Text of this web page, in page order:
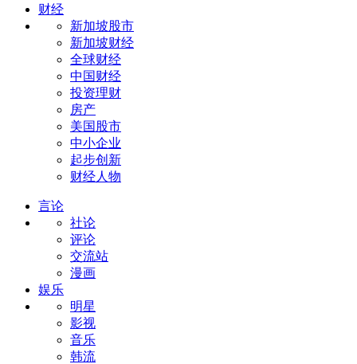
财经
新加坡股市
新加坡财经
全球财经
中国财经
投资理财
房产
美国股市
中小企业
起步创新
财经人物
言论
社论
评论
交流站
漫画
娱乐
明星
影视
音乐
韩流